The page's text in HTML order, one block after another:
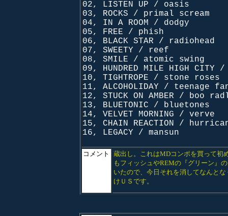
02, LISTEN UP / oasis
03, ROCKS / primal scream
04, IN A ROOM / dodgy
05, FREE / phish
06, BLACK STAR / radiohead
07, SWEETY / reef
08, SMILE / atomic swing
09, HUNDRED MILE HIGH
10, TIGHTROPE / stone roses
11, ALCOHOLIDAY / teenage
12, STUCK ON AMBER / boo
13, BLUETONIC / bluetones
14, VELVET MORNING / verve
15, CHAIN REACTION /
16, LEGACY / mansun
コメント
蔵出し。これはMDコンポを買って初
もフィッシュやREMの『グリーン』
いたので、今日それを消してなんと
けＵＳです。